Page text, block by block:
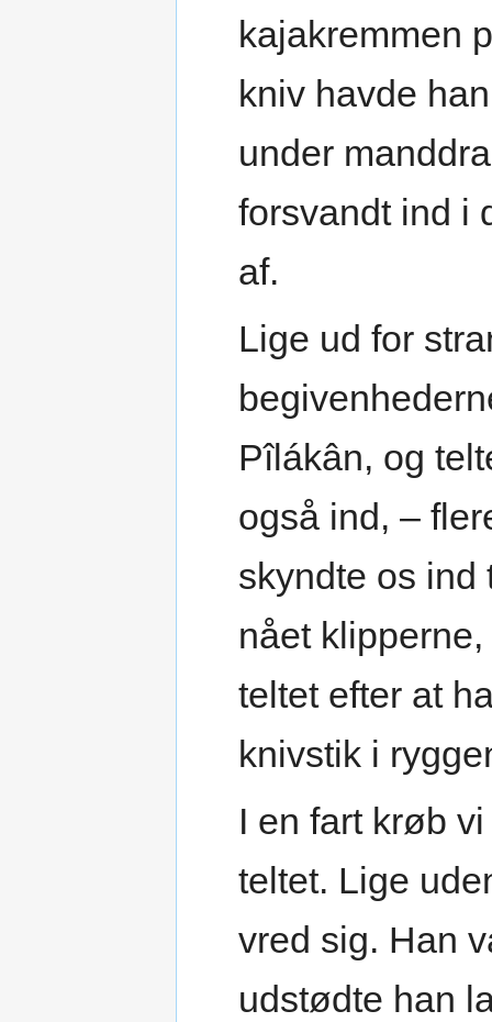
kajakremmen
kniv havde
under
forsvandt ind i
af.
Lige ud for
Pîlákân, og
også ind, –
skyndte os ind
nået
teltet efter at
knivstik i
I en fart krøb
teltet. Lige
vred sig. Han
udstødte han